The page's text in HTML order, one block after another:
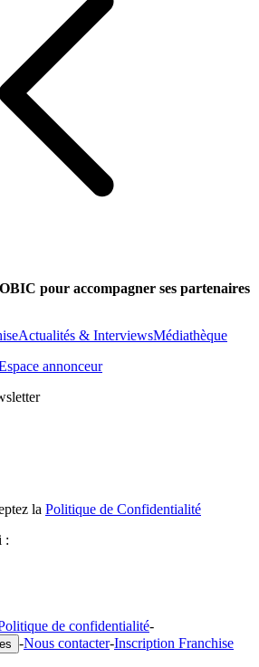
pour accompagner ses partenaires
Actualités & InterviewsMédiathèque
annonceur
la Politique de Confidentialité
:
de confidentialité-
-Nous contacter-Inscription Franchise